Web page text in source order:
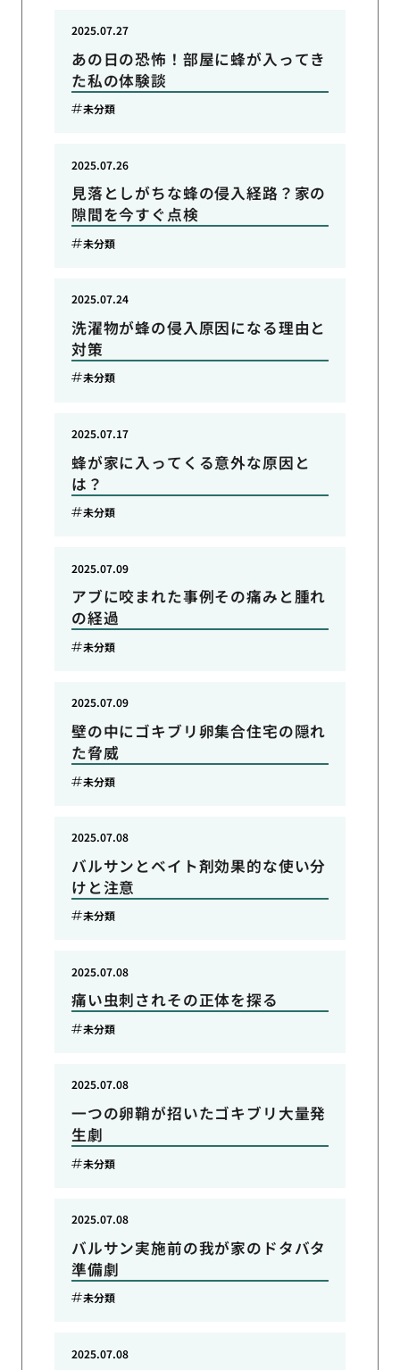
あの日の恐怖！部屋に蜂が入ってき
た私の体験談
2025.07.27
未分類
見落としがちな蜂の侵入経路？家の
隙間を今すぐ点検
2025.07.26
未分類
洗濯物が蜂の侵入原因になる理由と
対策
2025.07.24
未分類
蜂が家に入ってくる意外な原因と
は？
2025.07.17
未分類
アブに咬まれた事例その痛みと腫れ
の経過
2025.07.09
未分類
壁の中にゴキブリ卵集合住宅の隠れ
た脅威
2025.07.09
未分類
バルサンとベイト剤効果的な使い分
けと注意
2025.07.08
未分類
痛い虫刺されその正体を探る
2025.07.08
未分類
一つの卵鞘が招いたゴキブリ大量発
生劇
2025.07.08
未分類
バルサン実施前の我が家のドタバタ
準備劇
2025.07.08
未分類
2025.07.08